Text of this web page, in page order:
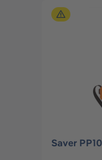
Saver PP10